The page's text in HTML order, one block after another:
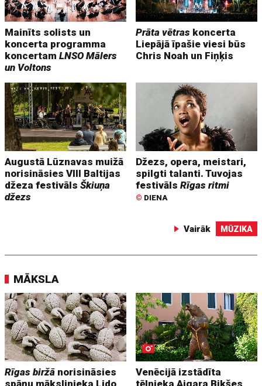
Mainīts solists un
koncerta programma
koncertamLNSO Mālers
un Voltons
Prāta vētras koncerta
Liepājā īpašie viesi būs
Chris Noah un Fiņķis
Augustā Lūznavas muižā
norisināsies VIII Baltijas
džeza festivālsŠkiuņa
džezs
Džezs, opera, meistari,
spilgti talanti. Tuvojas
festivālsRīgas ritmi
© DIENA
Vairāk MŪZIKA
MĀKSLA
Rīgas biržā norisināsies
Venēcijā izstādīta